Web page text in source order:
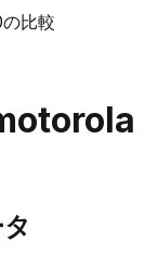
比較